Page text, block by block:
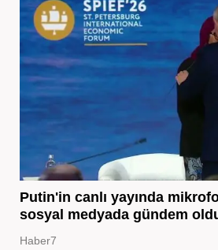
Putin'in canlı yayında
sosyal medyada gündem
Haber7